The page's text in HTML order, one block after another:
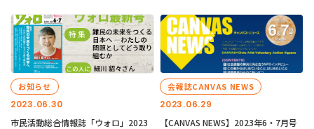
2023.06.30
お知らせ
市民活動総合情報誌「ウォロ」2023
2023.06.29
会報誌CANVAS NEWS
【CANVAS NEWS】2023年6・7月号